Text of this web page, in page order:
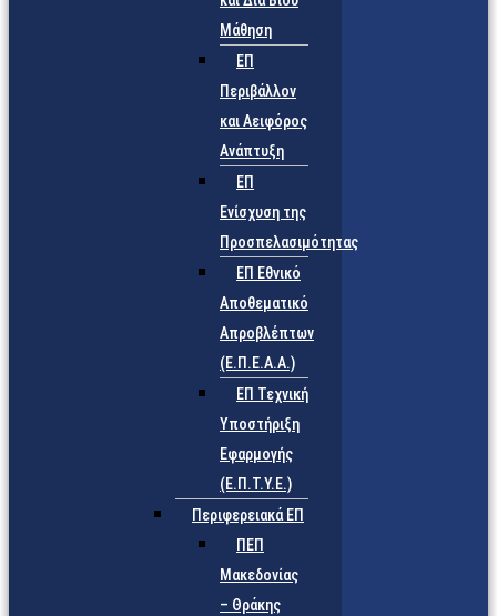
Μάθηση
ΕΠ
Περιβάλλον
και Αειφόρος
Ανάπτυξη
ΕΠ
Ενίσχυση της
Προσπελασιμότητας
ΕΠ Εθνικό
Αποθεματικό
Απροβλέπτων
(Ε.Π.Ε.Α.Α.)
ΕΠ Τεχνική
Υποστήριξη
Εφαρμογής
(Ε.Π.Τ.Υ.Ε.)
Περιφερειακά ΕΠ
ΠΕΠ
Μακεδονίας
– Θράκης